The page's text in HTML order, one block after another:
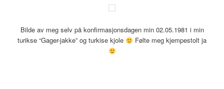
Bilde av meg selv på konfirmasjonsdagen min 02.05.1981 i min
turikse “Gager-jakke” og turkise kjole
Følte meg kjempestolt ja